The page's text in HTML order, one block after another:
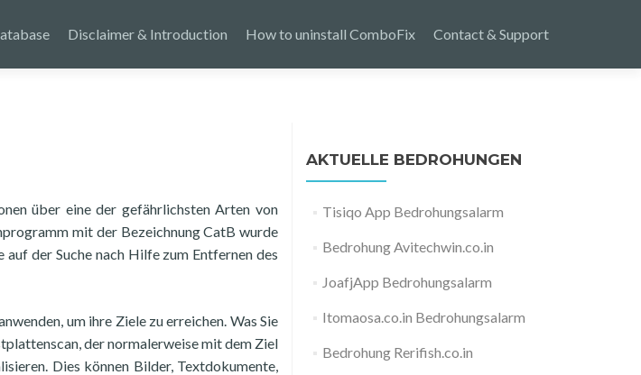
Disclaimer & Introduction How to uninstall ComboFix Contact & Support
über eine der gefährlichsten Arten von
mit der Bezeichnung CatB wurde
der Suche nach Hilfe zum Entfernen des
um ihre Ziele zu erreichen. Was Sie
der normalerweise mit dem Ziel
Dies können Bilder, Textdokumente,
AKTUELLE BEDROHUNGEN
Tisiqo App Bedrohungsalarm
Bedrohung Avitechwin.co.in
JoafjApp Bedrohungsalarm
Itomaosa.co.in Bedrohungsalarm
Bedrohung Rerifish.co.in